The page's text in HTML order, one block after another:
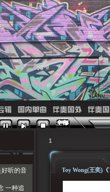
辑 国内单曲 伴奏国外 伴奏
1
Toy Wong(王奕)
好听的音
一种追